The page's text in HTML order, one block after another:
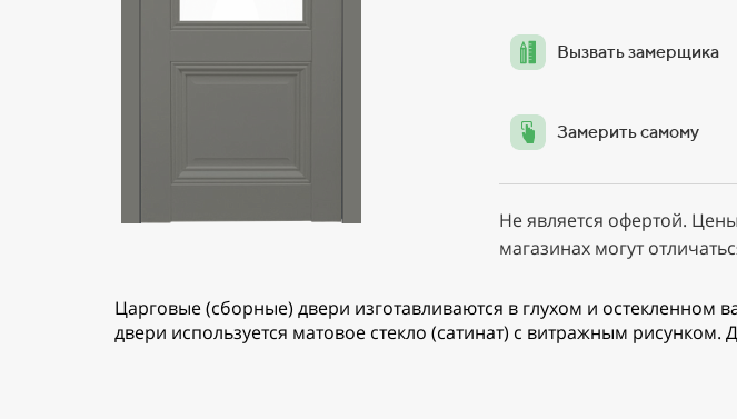
Вызвать замерщика
Замерить самому
Не является офертой.
магазинах могут
Царговые (сборные) двери изготавливаются в глухом и остекленном
двери используется матовое стекло (сатинат) с витражным